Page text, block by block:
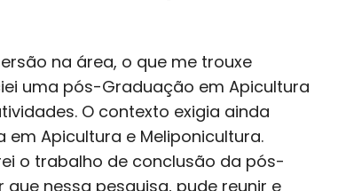
na área, o que me trouxe
uma pós-Graduação em Apicultura
O contexto exigia ainda
Apicultura e Meliponicultura.
o trabalho de conclusão da pós-
nessa pesquisa, pude reunir e